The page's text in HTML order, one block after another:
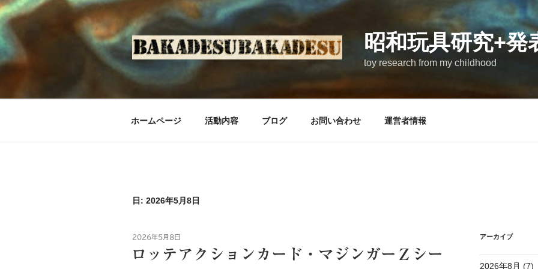
コ
ン
ン
ツ
昭和玩具研究+発
toy research from my childhood
ホームページ 活動内容 ブログ お問い合わせ 運営者情報
日: 2026年5月8日
投
日:
2026年5月8日
ロッテアクションカード・マジンガーＺシー
アーカイブ
2026年8月 (7)